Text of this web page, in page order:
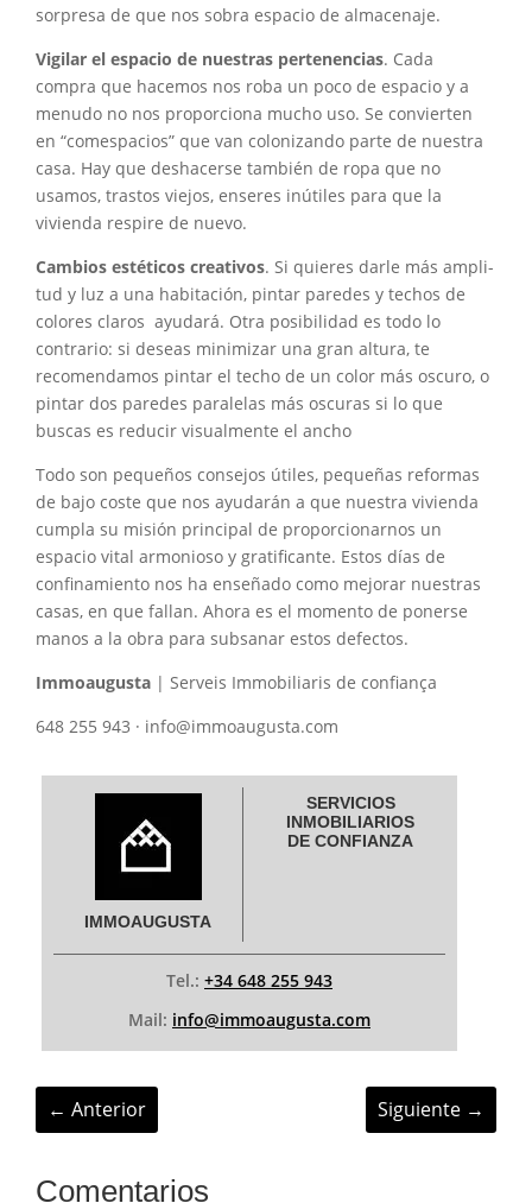
sorpresa de que nos sobra espacio de almacenaje.
Vigilar el espacio de nuestras pertenencias. Cada
compra que hacemos nos roba un poco de espacio y a
menudo no nos proporciona mucho uso. Se convierten
en “comespacios” que van colonizando parte de nuestra
casa. Hay que deshacerse también de ropa que no
usamos, trastos viejos, enseres inútiles para que la
vivienda respire de nuevo.
Cambios estéticos creativos. Si quie­res darle más ampli­
tud y luz a una habita­ción, pintar paredes y techos de
colores cla­ros ayudará. Otra posibilidad es todo lo
contrario: si deseas minimizar una gran altura, te
recomen­damos pintar el techo de un color más oscu­ro, o
pintar dos pare­des paralelas más oscuras si lo que
buscas es reducir visualmente el an­cho
Todo son pequeños consejos útiles, pequeñas reformas
de bajo coste que nos ayudarán a que nuestra vivienda
cumpla su misión principal de proporcionarnos un
espacio vital armonioso y gratificante. Estos días de
confinamiento nos ha enseñado como mejorar nuestras
casas, en que fallan. Ahora es el momento de ponerse
manos a la obra para subsanar estos defectos.
Immoaugusta | Serveis Immobiliaris de confiança
648 255 943 · info@immoaugusta.com
IMMOAUGUSTA
SERVICIOS
INMOBILIARIOS
DE CONFIANZA
Tel.: +34 648 255 943
Mail: info@immoaugusta.com
← Anterior Siguiente →
Comentarios